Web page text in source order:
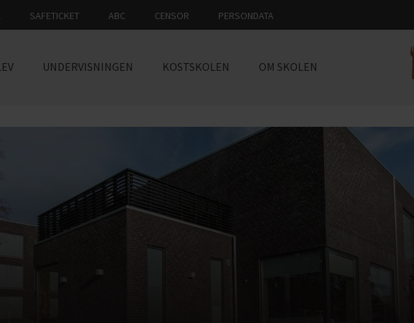
SAFETICKET ABC CENSOR PERSONDATA
UNDERVISNINGEN KOSTSKOLEN OM SKOLEN